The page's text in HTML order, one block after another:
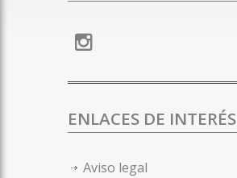
ENLACES DE INTERÉS
Aviso legal